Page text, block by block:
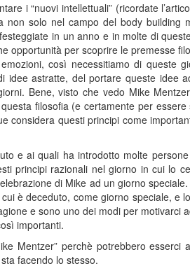
i “nuovi intellettuali” (ricordate
non solo nel campo del body
in un anno e in molte di
opportunità per scoprire le premesse
così necessitiamo di queste
idee astratte, del portare queste
Bene, visto che vedo Mike
filosofia (e certamente per
considera questi principi come
e ai quali ha introdotto molte
principi razionali nel giorno in cui lo
di Mike ad un giorno
è deceduto, come giorno speciale, e
e sono uno dei modi per
importanti.
Mentzer” perchè potrebbero
facendo lo stesso.